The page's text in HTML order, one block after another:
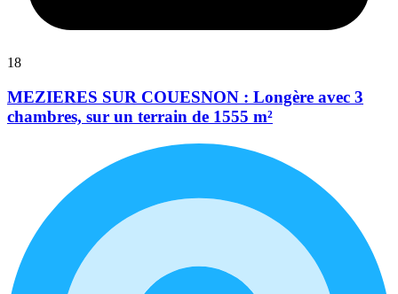
18
MEZIERES SUR COUESNON : Longère avec 3
chambres, sur un terrain de 1555 m²